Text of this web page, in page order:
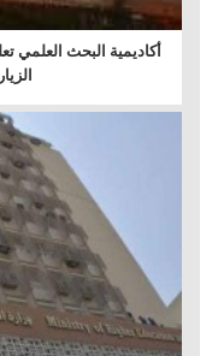
أكاديمية البحث العلمي